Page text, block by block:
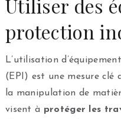
Utiliser des
protection
L’utilisation
(EPI) est une mesure clé
la manipulation de
visent à protéger les